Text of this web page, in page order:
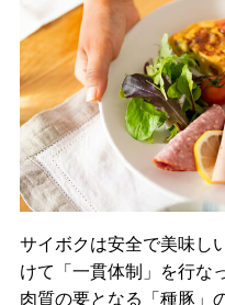
サイボクは安全で美味し
けて「一貫体制」を行な
肉質の要となる「種豚」